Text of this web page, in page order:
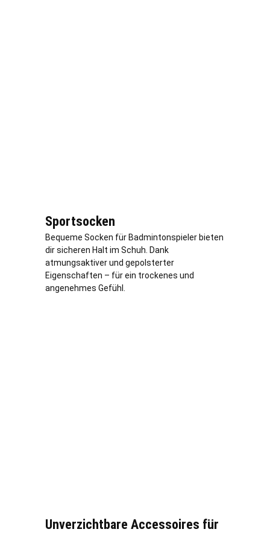
Sportsocken
Bequeme Socken für Badmintonspieler bieten
dir sicheren Halt im Schuh. Dank
atmungsaktiver und gepolsterter
Eigenschaften – für ein trockenes und
angenehmes Gefühl.
Unverzichtbare Accessoires für